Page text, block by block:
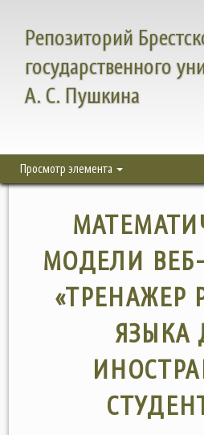
Репозиторий
государственного
А. С. Пушкина
Просмотр элемента
МОДЕЛИ
«ТРЕНАЖЕР
ЯЗЫКА